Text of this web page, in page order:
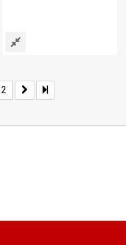
2